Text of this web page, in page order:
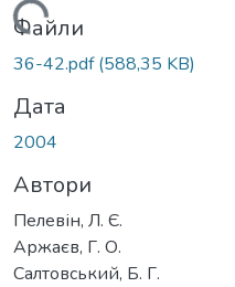
Вантажиться...
Файли
36-42.pdf(588,35 KB)
Дата
2004
Автори
Пелевін, Л. Є.
Аржаєв, Г. О.
Салтовський, Б. Г.